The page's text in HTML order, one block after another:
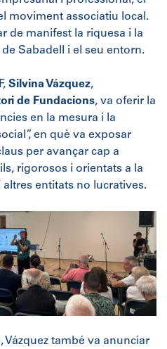
moviment associatiu local.
de manifest la riquesa i la
Sabadell i el seu entorn.
Silvina Vázquez,
de Fundacions, va oferir la
en la mesura i la
en què va exposar
per avançar cap a
rigorosos i orientats a la
entitats no lucratives.
Vázquez també va anunciar